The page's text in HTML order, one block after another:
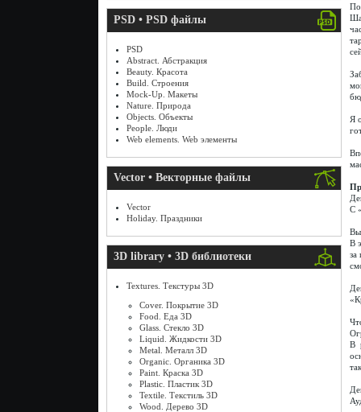
PSD • PSD файлы
PSD
Abstract. Абстракция
Beauty. Красота
Build. Строения
Mock-Up. Макеты
Nature. Природа
Objects. Объекты
People. Люди
Web elements. Web элементы
Vector • Векторные файлы
Vector
Holiday. Праздники
3D library • 3D библиотеки
Textures. Текстуры 3D
Cover. Покрытие 3D
Food. Еда 3D
Glass. Стекло 3D
Liquid. Жидкости 3D
Metal. Металл 3D
Organic. Органика 3D
Paint. Краска 3D
Plastic. Пластик 3D
Textile. Текстиль 3D
Wood. Дерево 3D
Я
С
Вы
В
за
В